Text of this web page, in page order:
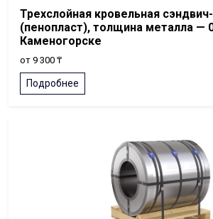
Трехслойная кровельная
(пенопласт), толщина металла —
Каменогорске
от 9 300 ₸
Подробнее